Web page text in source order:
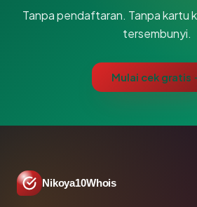
Tanpa pendaftaran. Tanpa kartu
tersembunyi.
Mulai cek gratis
Nikoya10Whois